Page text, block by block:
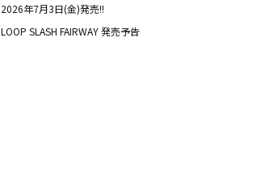
2026年7月3日(金)発売!!
LOOP SLASH FAIRWAY 発売予告